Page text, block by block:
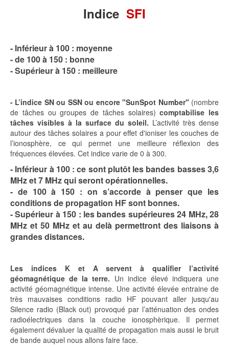
Indice SFI
- Inférieur à 100 : moyenne
- de 100 à 150 : bonne
- Supérieur à 150 : meilleure
- L’indice SN ou SSN ou encore "SunSpot Number" (nombre
de tâches ou groupes de tâches solaires)comptabilise les
tâches visibles à la surface du soleil. L’activité très dense
autour des tâches solaires a pour effet d'ioniser les couches de
l’ionosphère, ce qui permet une meilleure réflexion des
fréquences élevées. Cet indice varie de 0 à 300.
- Inférieur à 100 : ce sont plutôt les bandes basses 3,6
MHz et 7 MHz qui seront opérationnelles.
- de 100 à 150 : on s’accorde à penser que les
conditions de propagation HF sont bonnes.
- Supérieur à 150 : les bandes supérieures 24 MHz, 28
MHz et 50 MHz et au delà permettront des liaisons à
grandes distances.
Les indices K et A servent à qualifier l’activité
géomagnétique de la terre. Un indice élevé indiquera une
activité géomagnétique intense. Une activité élevée entraine de
très mauvaises conditions radio HF pouvant aller jusqu'au
Silence radio (Black out) provoqué par l’atténuation des ondes
radioélectriques dans la couche ionosphèrique. Il permet
également dévaluer la qualité de propagation mais aussi le bruit
de bande auquel nous allons faire face.